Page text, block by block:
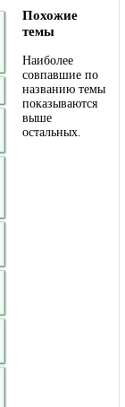
Похожие
темы
Наиболее
совпавшие по
названию темы
показываются
выше
остальных.